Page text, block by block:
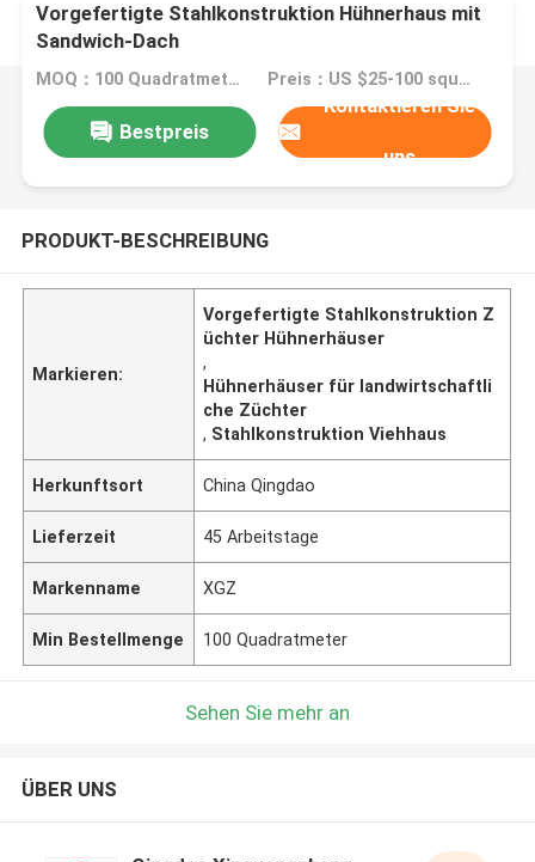
Vorgefertigte Stahlkonstruktion Hühnerhaus mit
Sandwich-Dach
MOQ：100 Quadratmeter Preis：US $25-100 square meter
Bestpreis
Kontaktieren Sie
uns
PRODUKT-BESCHREIBUNG
Markieren:
Vorgefertigte Stahlkonstruktion Z
üchter Hühnerhäuser
,
Hühnerhäuser für landwirtschaftli
che Züchter
, Stahlkonstruktion Viehhaus
Herkunftsort China Qingdao
Lieferzeit 45 Arbeitstage
Markenname XGZ
Min Bestellmenge 100 Quadratmeter
Sehen Sie mehr an
ÜBER UNS